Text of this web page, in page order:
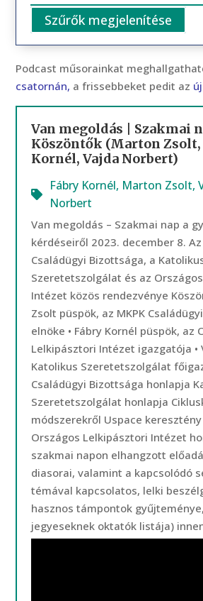
Podcast műsorainkat
csatornán, a frissebbeket pedit az
Van megoldás | Szakmai
Köszöntők (Marton Zsolt,
Kornél, Vajda Norbert)
Fábry Kornél, Marton Zsolt,
Norbert
Van megoldás – Szakmai nap a
kérdéseiről 2023. december 8. Az
Családügyi Bizottsága, a
Szeretetszolgálat és az
Intézet közös rendezvénye
Zsolt püspök, az MKPK
elnöke • Fábry Kornél püspök, az
Lelkipásztori Intézet igazgatója •
Katolikus Szeretetszolgálat
Családügyi Bizottsága honlapja
Szeretetszolgálat honlapja
módszerekről Uspace
Országos Lelkipásztori Intézet
szakmai napon elhangzott
diasorai, valamint a kapcsolódó
témával kapcsolatos, lelki
hasznos támpontok
jegyeseknek oktatók listája)
Szűrők megjelenítése